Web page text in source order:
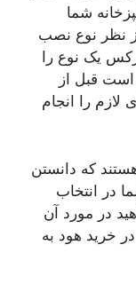
شما
نظر نوع نصب
یک نوع را
است قبل از
لازم را انجام
که دانستن
در انتخاب
در مورد آن
خرید هود به